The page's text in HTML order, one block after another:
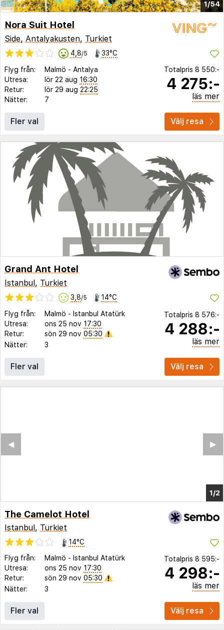
1/54
Nora Suit Hotel
Side, Antalyakusten, Turkiet
4,8/5 33°C
Flyg från: Malmö - Antalya
Utresa:
lör 22 aug 16:30
Retur:
lör 29 aug 22:25
Nätter:
7
Totalpris 8 550:-
4 275:-
läs mer
Fler val Välj resa
Grand Ant Hotel
Istanbul, Turkiet
3,8/5 14°C
Flyg från: Malmö - Istanbul Atatürk
Utresa:
ons 25 nov 17:30
Retur:
sön 29 nov 05:30
Nätter:
3
Totalpris 8 576:-
4 288:-
läs mer
Fler val Välj resa
The Camelot Hotel
Istanbul , Turkiet
14°C
Flyg från:
Malmö - Istanbul Atatürk
Utresa:
ons 25 nov 17:30
Retur:
sön 29 nov 05:30
Nätter:
3
Totalpris 8 595:-
4 298:-
läs mer
Fler val Välj resa